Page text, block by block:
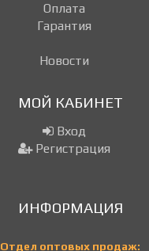
Оплата
Гарантия
Новости
МОЙ КАБИНЕТ
Вход
Регистрация
ИНФОРМАЦИЯ
Отдел оптовых продаж: